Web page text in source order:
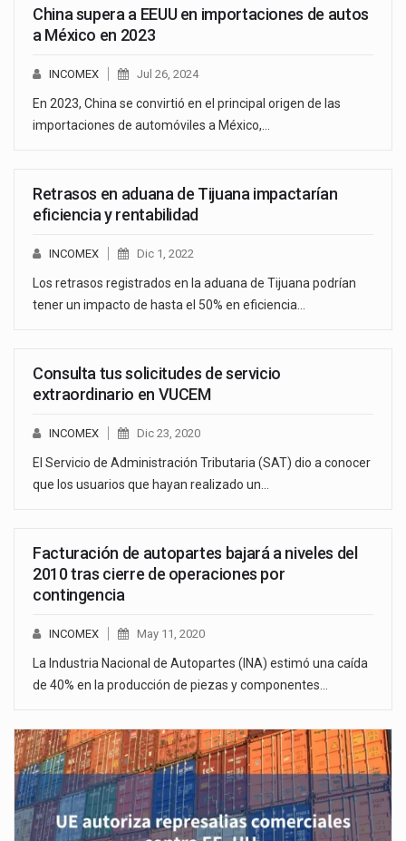
China supera a EEUU en importaciones de autos
a México en 2023
INCOMEX Jul 26, 2024
En 2023, China se convirtió en el principal origen de las
importaciones de automóviles a México,…
Retrasos en aduana de Tijuana impactarían
eficiencia y rentabilidad
INCOMEX Dic 1, 2022
Los retrasos registrados en la aduana de Tijuana podrían
tener un impacto de hasta el 50% en eficiencia…
Consulta tus solicitudes de servicio
extraordinario en VUCEM
INCOMEX Dic 23, 2020
El Servicio de Administración Tributaria (SAT) dio a conocer
que los usuarios que hayan realizado un…
Facturación de autopartes bajará a niveles del
2010 tras cierre de operaciones por
contingencia
INCOMEX May 11, 2020
La Industria Nacional de Autopartes (INA) estimó una caída
de 40% en la producción de piezas y componentes…